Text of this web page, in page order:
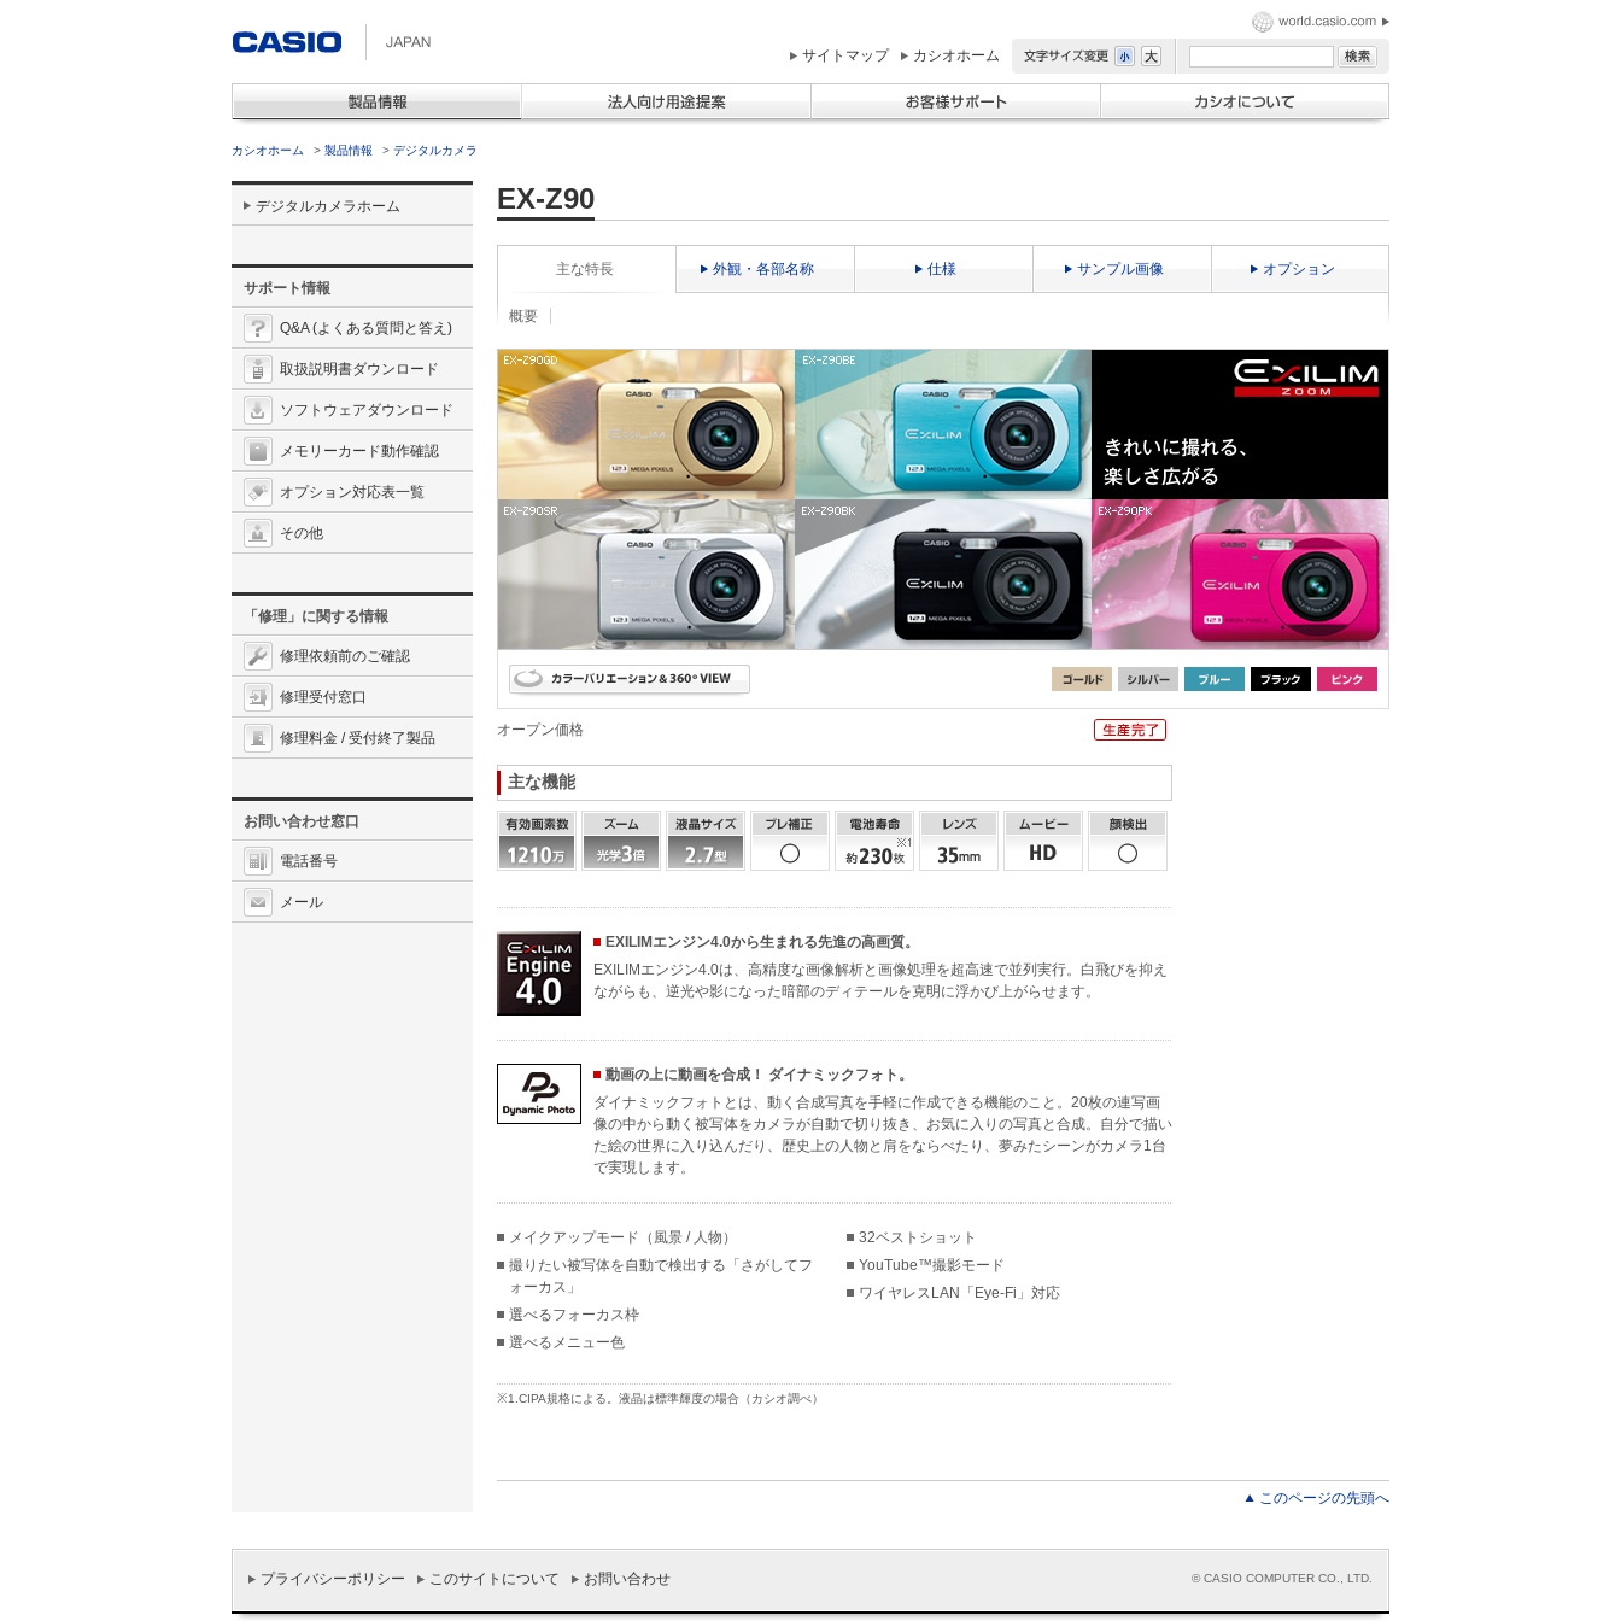
カシオホーム
サイトマップ
カシオホーム >製品情報 >デジタルカメラ
EX-Z90
主な特長 外観・各部名称 仕様 サンプル画像 オプション
概要
オープン価格
主な機能
EXILIMエンジン4.0から生まれる先進の高画質。
EXILIMエンジン4.0は、高精度な画像解析と画像処理を超高速で並列実行。白飛びを抑え
ながらも、逆光や影になった暗部のディテールを克明に浮かび上がらせます。
動画の上に動画を合成！ ダイナミックフォト。
ダイナミックフォトとは、動く合成写真を手軽に作成できる機能のこと。20枚の連写画
像の中から動く被写体をカメラが自動で切り抜き、お気に入りの写真と合成。自分で描い
た絵の世界に入り込んだり、歴史上の人物と肩をならべたり、夢みたシーンがカメラ1台
で実現します。
メイクアップモード（風景 / 人物）
撮りたい被写体を自動で検出する「さがしてフ
ォーカス」
選べるフォーカス枠
選べるメニュー色
32ベストショット
YouTube™撮影モード
ワイヤレスLAN「Eye-Fi」対応
※1.CIPA規格による。液晶は標準輝度の場合（カシオ調べ）
デジタルカメラホーム
サポート情報
Q&A (よくある質問と答え)
取扱説明書ダウンロード
ソフトウェアダウンロード
メモリーカード動作確認
オプション対応表一覧
その他
「修理」に関する情報
修理依頼前のご確認
修理受付窓口
修理料金 / 受付終了製品
お問い合わせ窓口
電話番号
メール
このページの先頭へ
プライバシーポリシー このサイトについて お問い合わせ © CASIO COMPUTER CO., LTD.